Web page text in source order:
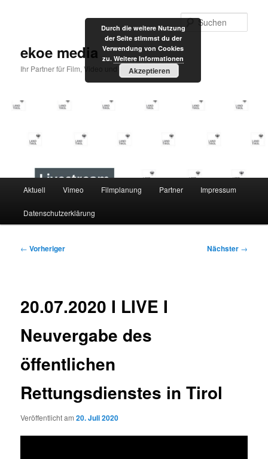
ekoe media
Ihr Partner für Film, Video und Internet
Aktuell Vimeo Filmplanung Partner Impressum
Datenschutzerklärung
Beitragsnavigation
← Vorheriger Nächster →
20.07.2020 I LIVE I
Neuvergabe des
öffentlichen
Rettungsdienstes in Tirol
Veröffentlicht am20. Juli 2020
Durch die weitere Nutzung
der Seite stimmst du der
Verwendung von Cookies
zu. Weitere Informationen
Akzeptieren